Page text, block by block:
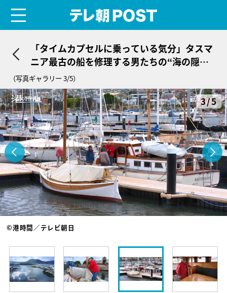
「タイムカプセルに乗っている気分」タスマ
ニア最古の船を修理する男たちの“海の隠れ
家”。
（写真ギャラリー 3/5）
3/5
©港時間／テレビ朝日